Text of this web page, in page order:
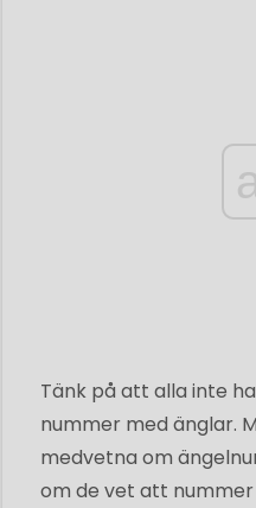
Tänk på att alla inte
nummer med änglar.
medvetna om
om de vet att